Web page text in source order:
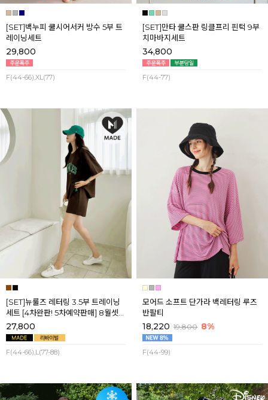
[SET]백누피 쿨시어서커 방수 5부 트
레이닝세트
29,800
F(44-66),XL(77)
[SET]만타 쿨스판 링클프리 핀턱 9부
치마바지세트
34,800
F(44-77)
[SET]뉴룰즈 레터링 3.5부 트레이닝
세트 [4차완판! 5차예약판매] 8월셋
째주 순차배송
27,800
F(44-66),L(77-88)
모어드 소프트 단가라 백레터링 루즈
반팔티
18,220 19,800 8%
F(44-99)